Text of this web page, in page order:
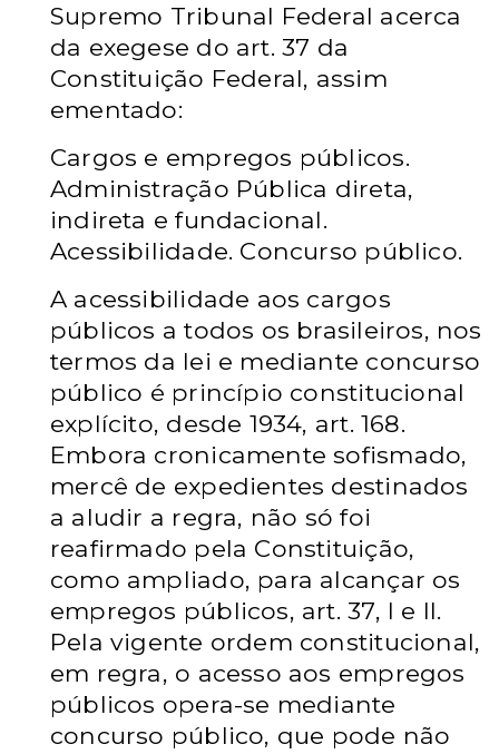
Supremo Tribunal Federal acerca
da exegese do art. 37 da
Constituição Federal, assim
ementado:
Cargos e empregos públicos.
Administração Pública direta,
indireta e fundacional.
Acessibilidade. Concurso público.
A acessibilidade aos cargos
públicos a todos os brasileiros, nos
termos da lei e mediante concurso
público é princípio constitucional
explícito, desde 1934, art. 168.
Embora cronicamente sofismado,
mercê de expedientes destinados
a aludir a regra, não só foi
reafirmado pela Constituição,
como ampliado, para alcançar os
empregos públicos, art. 37, I e II.
Pela vigente ordem constitucional,
em regra, o acesso aos empregos
públicos opera-se mediante
concurso público, que pode não